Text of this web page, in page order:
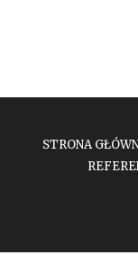
STRONA